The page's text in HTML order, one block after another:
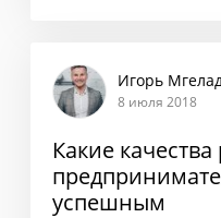
Игорь
8 июля 2018
Какие
успешным